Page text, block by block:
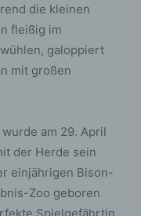
die kleinen
fleißig im
galoppiert
mit großen
am 29. April
der Herde sein
einjährigen Bison-
Zoo geboren